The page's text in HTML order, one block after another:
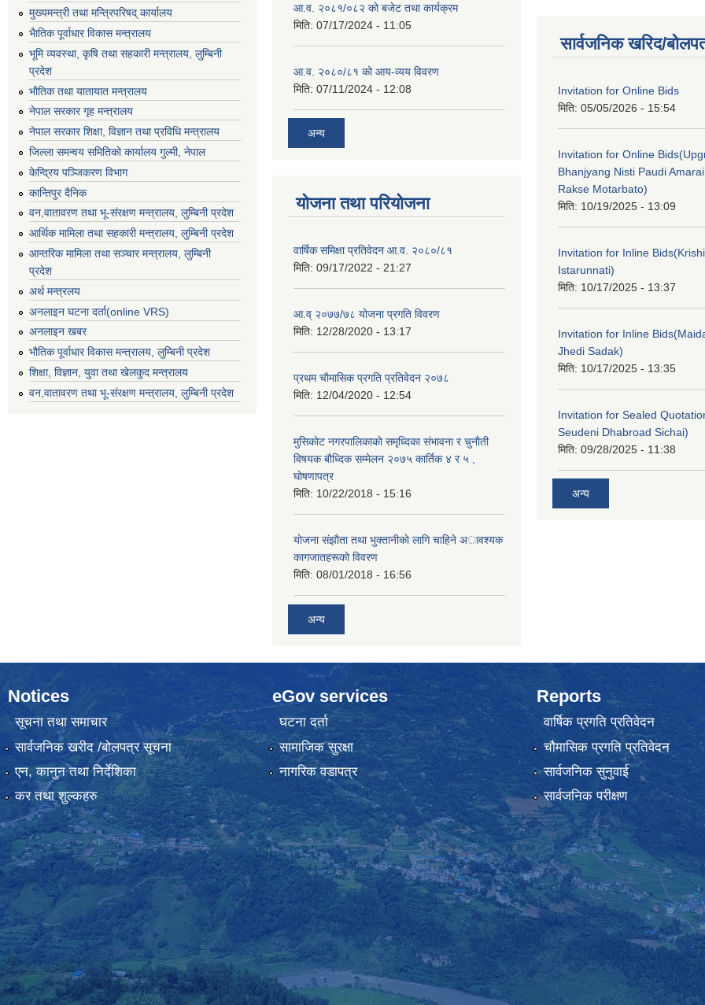
मुख्यमन्त्री तथा मन्त्रिपरिषद् कार्यालय
भैातिक पूर्वाधार विकास मन्त्रालय
भूमि व्यवस्था, कृषि तथा सहकारी मन्त्रालय, लु्म्बिनी
प्रदेश
भाैतिक तथा यातायात मन्त्रालय
नेपाल सरकार गृह मन्त्रालय
नेपाल सरकार शिक्षा, विज्ञान तथा प्रविधि मन्त्रालय
जिल्ला समन्वय समितिको कार्यालय गुल्मी, नेपाल
केन्द्रिय पञ्जिकरण विभाग
कान्तिपुर दैनिक
वन,वातावरण तथा भू-संरक्षण मन्त्रालय, लुम्बिनी प्रदेश
आर्थिक मामिला तथा सहकारी मन्त्रालय, लुम्बिनी प्रदेश
आन्तरिक मामिला तथा सञ्चार मन्त्रालय, लुम्बिनी
प्रदेश
अर्थ मन्त्रलय
अनलाइन घटना दर्ता(online VRS)
अनलाइन खबर
भौतिक पूर्वाधार विकास मन्त्रालय, लुम्बिनी प्रदेश
शिक्षा, विज्ञान, युवा तथा खेलकुद मन्‍‍त्रालय
वन,वातावरण तथा भू-संरक्षण मन्त्रालय, लुम्बिनी प्रदेश
आ.व. २०८१/०८२ को बजेट तथा कार्यक्रम
मिति: 07/17/2024 - 11:05
आ.व. २०८०/८१ को आय-व्यय विवरण
मिति: 07/11/2024 - 12:08
अन्य
योजना तथा परियोजना
वार्षिक समिक्षा प्रतिवेदन आ.व. २०८०/८१
मिति: 09/17/2022 - 21:27
आ.व् २०७७/७८ योजना प्रगति विवरण
मिति: 12/28/2020 - 13:17
प्रथम चाैमासिक प्रगति प्रतिवेदन २०७८
मिति: 12/04/2020 - 12:54
मुसिकाेट नगरपालिकाकाे समृध्दिका संभावना र चुनाैती
विषयक बाैध्दिक सम्मेलन २०७५ कार्तिक ४ र ५ ,
घाेषणापत्र
मिति: 10/22/2018 - 15:16
याेजना संझाैता तथा भुक्तानीकाे लागि चाहिने अावश्यक
कागजातहरूकाे विवरण
मिति: 08/01/2018 - 16:56
अन्य
सार्वजनिक खरिद/
Invitation for Online Bids
मिति: 05/05/2026 - 15:54
Invitation for Online
Bhanjyang Nisti Paudi
Rakse Motarbato)
मिति: 10/19/2025 - 13:09
Invitation for Inline
Istarunnati)
मिति: 10/17/2025 - 13:37
Invitation for Inline
Jhedi Sadak)
मिति: 10/17/2025 - 13:35
Invitation for Sealed
Seudeni Dhabroad Sichai)
मिति: 09/28/2025 - 11:38
अन्य
Notices
सूचना तथा समाचार
सार्वजनिक खरीद /बोलपत्र सूचना
एन, कानुन तथा निर्देशिका
कर तथा शुल्कहरु
eGov services
घटना दर्ता
सामाजिक सुरक्षा
नागरिक वडापत्र
Reports
वार्षिक प्रगति प्रतिवेदन
चौमासिक प्रगति प्रतिवेदन
सार्वजनिक सुनुवाई
सार्वजनिक परीक्षण